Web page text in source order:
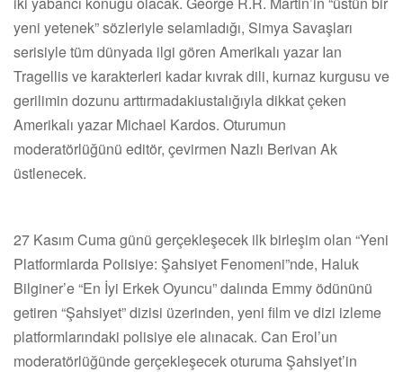
yeni yetenek” sözleriyle selamladığı, Simya Savaşları
serisiyle tüm dünyada ilgi gören Amerikalı yazar Ian
Tragellis ve karakterleri kadar kıvrak dili, kurnaz kurgusu ve
gerilimin dozunu arttırmadakiustalığıyla dikkat çeken
Amerikalı yazar Michael Kardos. Oturumun
moderatörlüğünü editör, çevirmen Nazlı Berivan Ak
üstlenecek.
27 Kasım Cuma günü gerçekleşecek ilk birleşim olan “Yeni
Platformlarda Polisiye: Şahsiyet Fenomeni”nde, Haluk
Bilginer’e “En İyi Erkek Oyuncu” dalında Emmy ödününü
getiren “Şahsiyet” dizisi üzerinden, yeni film ve dizi izleme
platformlarındaki polisiye ele alınacak. Can Erol’un
moderatörlüğünde gerçekleşecek oturuma Şahsiyet’in